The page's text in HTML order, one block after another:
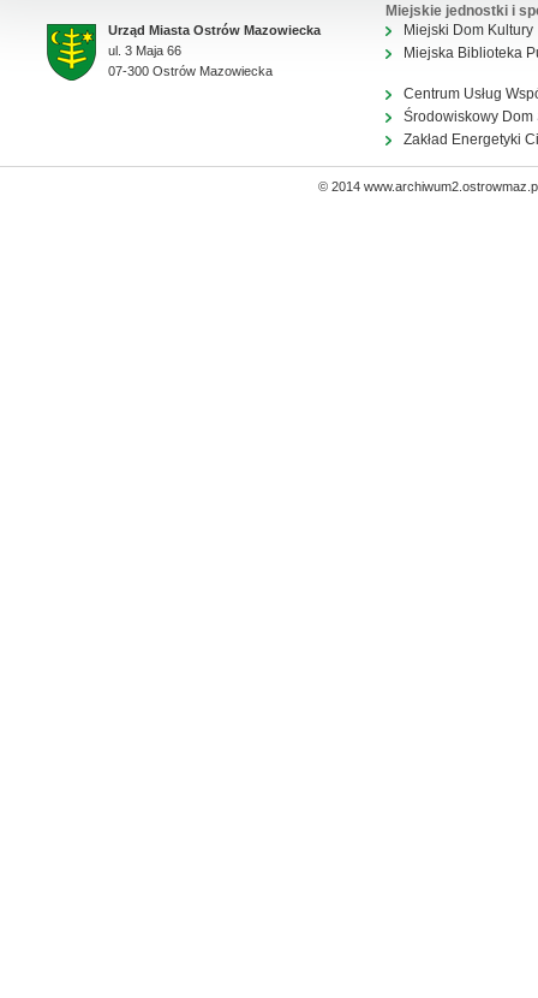
Urząd Miasta Ostrów Mazowiecka
ul. 3 Maja 66
07-300 Ostrów Mazowiecka
Miejskie jednostki i
Miejski Dom Kultury
Miejska Biblioteka
Centrum Usług
Środowiskowy Dom
Zakład Energetyki
© 2014